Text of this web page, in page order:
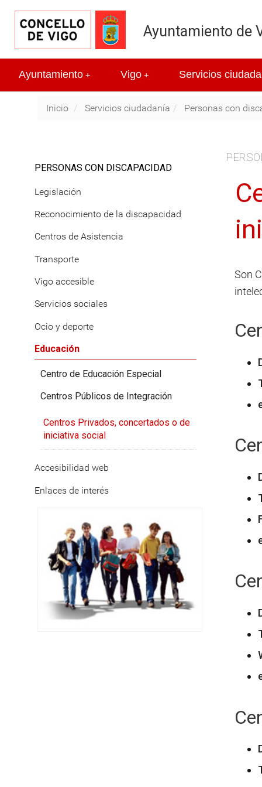
Ayuntamiento de
+
Ayuntamiento +
Vigo Servicios
Inicio Servicios ciudadanía Personas con
Son
PERSONAS CON DISCAPACIDAD
Legislación
Reconocimiento de la discapacidad
Centros de Asistencia
Transporte
Vigo accesible
Servicios sociales
Ocio y deporte
Educación
Centro de Educación Especial
Centros Públicos de Integración
Centros Privados, concertados o de
iniciativa social
Accesibilidad web
Enlaces de interés